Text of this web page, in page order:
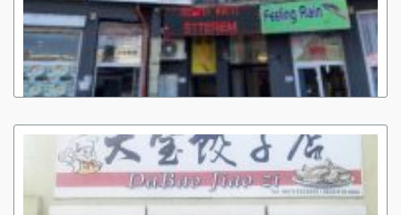
MILKY WAY KÍNAI ÉTTEREM
Cím: Y26
Telefon:+36-30-2825032